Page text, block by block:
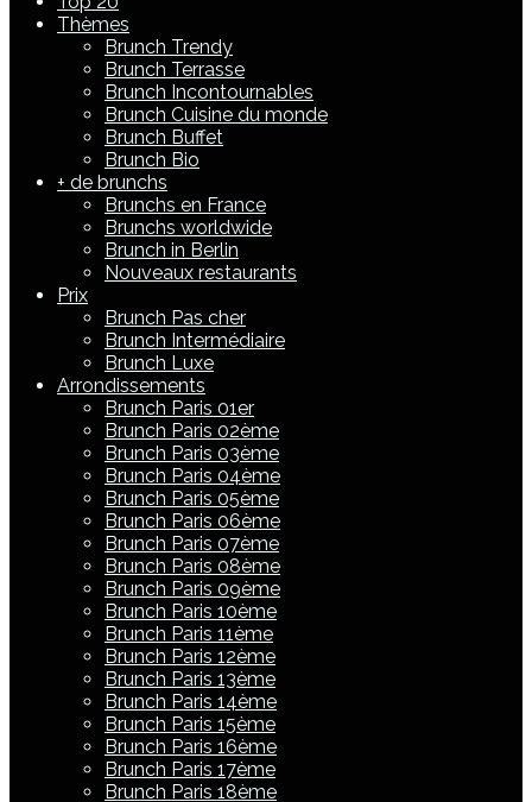
Thèmes
Brunch Trendy
Brunch Terrasse
Brunch Incontournables
Brunch Cuisine du monde
Brunch Buffet
Brunch Bio
+ de brunchs
Brunchs en France
Brunchs worldwide
Brunch in Berlin
Nouveaux restaurants
Prix
Brunch Pas cher
Brunch Intermédiaire
Brunch Luxe
Arrondissements
Brunch Paris 01er
Brunch Paris 02ème
Brunch Paris 03ème
Brunch Paris 04ème
Brunch Paris 05ème
Brunch Paris 06ème
Brunch Paris 07ème
Brunch Paris 08ème
Brunch Paris 09ème
Brunch Paris 10ème
Brunch Paris 11ème
Brunch Paris 12ème
Brunch Paris 13ème
Brunch Paris 14ème
Brunch Paris 15ème
Brunch Paris 16ème
Brunch Paris 17ème
Brunch Paris 18ème